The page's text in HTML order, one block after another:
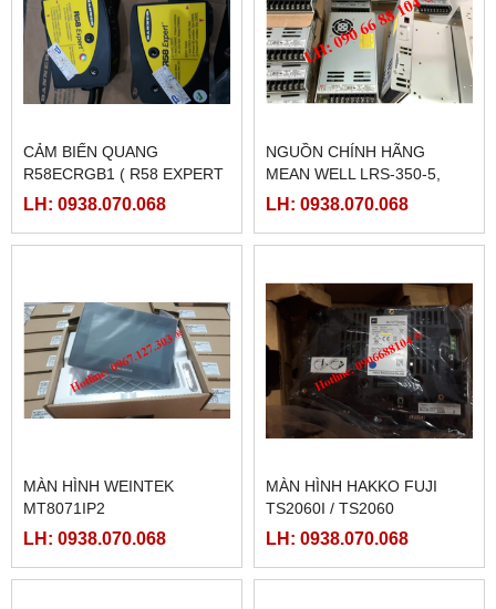
CẢM BIẾN QUANG
R58ECRGB1 ( R58 EXPERT
BANNER)
LH: 0938.070.068
NGUỒN CHÍNH HÃNG
MEAN WELL LRS-350-5,
LRS-350-12, LRS-350-24,
LH: 0938.070.068
MÀN HÌNH WEINTEK
MT8071IP2
LH: 0938.070.068
MÀN HÌNH HAKKO FUJI
TS2060I / TS2060
LH: 0938.070.068